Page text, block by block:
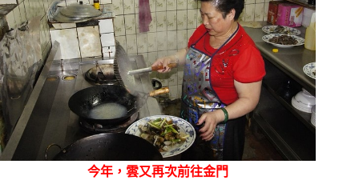
今年，雲又再次前往金門